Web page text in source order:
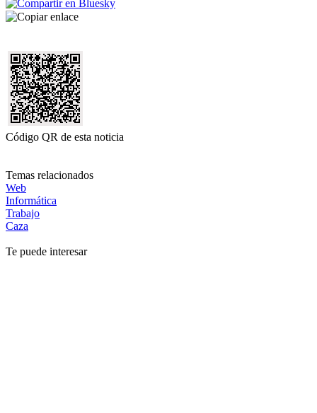
Código QR de esta noticia
Temas relacionados
Web
Informática
Trabajo
Caza
Te puede interesar